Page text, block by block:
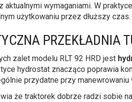
wymaganiami. W
użytkowaniu przez dłuższy
PRZEKŁADNIA
zalet modelu RLT 92 HRD jest
hydrostat znacząco poprawia
przydatne przy
że traktorek dobrze radzi sobie